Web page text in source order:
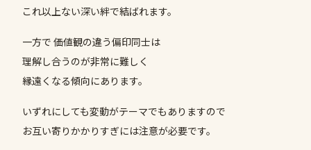
これ以上ない深い絆で結ばれます。
一方で 価値観の違う偏印同士は
理解し合うのが非常に難しく
縁遠くなる傾向にあります。
いずれにしても変動がテーマでもありますので
お互い寄りかかりすぎには注意が必要です。